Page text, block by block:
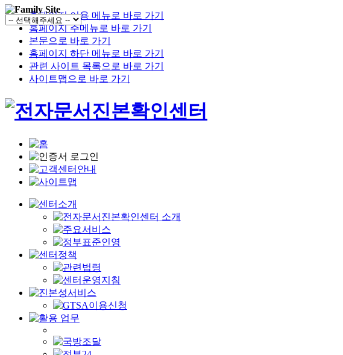
홈페이지 이용 메뉴로 바로 가기
홈페이지 주메뉴로 바로 가기
본문으로 바로 가기
홈페이지 하단 메뉴로 바로 가기
관련 사이트 목록으로 바로 가기
사이트맵으로 바로 가기